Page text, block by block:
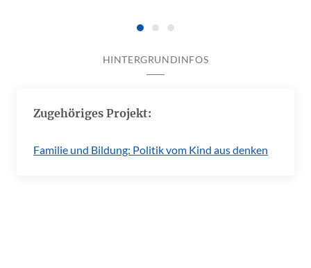
HINTERGRUNDINFOS
Zugehöriges Projekt:
Familie und Bildung: Politik vom Kind aus denken